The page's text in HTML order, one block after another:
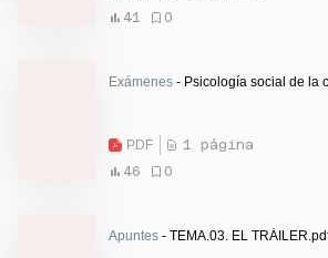
41
0
Exámenes - Psicología social de la
PDF
1 página
46
0
Apuntes - TEMA.03. EL